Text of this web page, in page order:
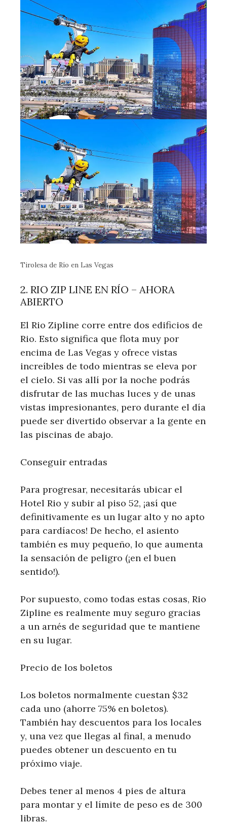
Tirolesa de Río en Las Vegas
2. RIO ZIP LINE EN RÍO – AHORA
ABIERTO
El Rio Zipline corre entre dos edificios de
Rio. Esto significa que flota muy por
encima de Las Vegas y ofrece vistas
increíbles de todo mientras se eleva por
el cielo. Si vas allí por la noche podrás
disfrutar de las muchas luces y de unas
vistas impresionantes, pero durante el día
puede ser divertido observar a la gente en
las piscinas de abajo.
Conseguir entradas
Para progresar, necesitarás ubicar el
Hotel Rio y subir al piso 52, ¡así que
definitivamente es un lugar alto y no apto
para cardíacos! De hecho, el asiento
también es muy pequeño, lo que aumenta
la sensación de peligro (¡en el buen
sentido!).
Por supuesto, como todas estas cosas, Rio
Zipline es realmente muy seguro gracias
a un arnés de seguridad que te mantiene
en su lugar.
Precio de los boletos
Los boletos normalmente cuestan $32
cada uno (ahorre 75% en boletos).
También hay descuentos para los locales
y, una vez que llegas al final, a menudo
puedes obtener un descuento en tu
próximo viaje.
Debes tener al menos 4 pies de altura
para montar y el límite de peso es de 300
libras.